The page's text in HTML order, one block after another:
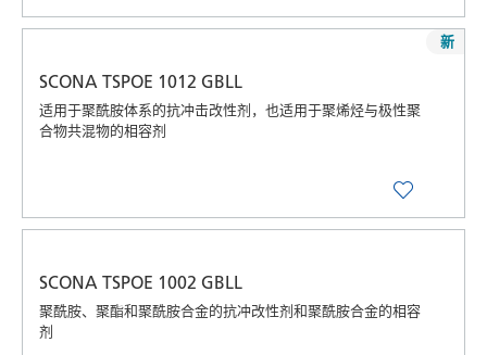
SCONA TSPOE 1012 GBLL
适用于聚酰胺体系的抗冲击改性剂，也适用于聚烯烃与极性聚
合物共混物的相容剂
新
SCONA TSPOE 1002 GBLL
聚酰胺、聚酯和聚酰胺合金的抗冲改性剂和聚酰胺合金的相容
剂